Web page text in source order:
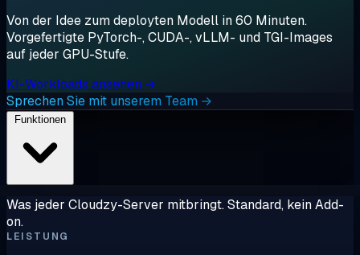
Von der Idee zum deployten Modell in 60 Minuten.
Vorgefertigte PyTorch-, CUDA-, vLLM- und TGI-Images
auf jeder GPU-Stufe.
KI-Workloads ansehen →
Sprechen Sie mit unserem Team →
Was jeder Cloudzy-Server mitbringt. Standard, kein Add-
on.
LEISTUNG